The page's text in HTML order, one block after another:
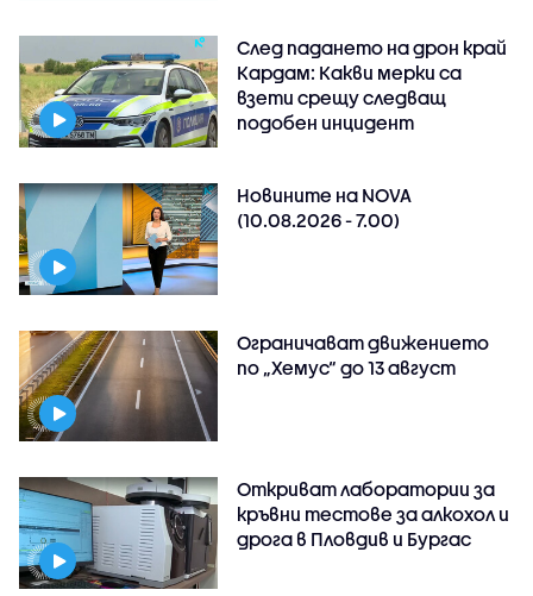
След падането на дрон край
Кардам: Какви мерки са
взети срещу следващ
подобен инцидент
Новините на NOVA
(10.08.2026 - 7.00)
Ограничават движението
по „Хемус“ до 13 август
Откриват лаборатории за
кръвни тестове за алкохол и
дрога в Пловдив и Бургас